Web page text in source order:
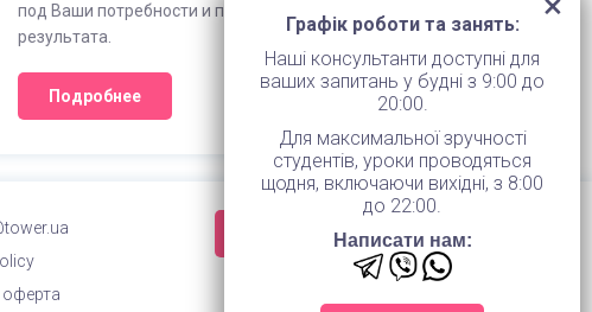
под Ваши потребности и помогает достичь нужного
результата.
Подробнее
оферта
Заказать консультацию
Графік роботи та занять:
Наші консультанти доступні для
ваших запитань у будні з 9:00 до
20:00.
Для максимальної зручності
студентів, уроки проводяться
щодня, включаючи вихідні, з 8:00
до 22:00.
Написати нам: